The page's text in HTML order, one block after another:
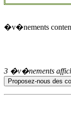
�v�nements
3 �v�nements